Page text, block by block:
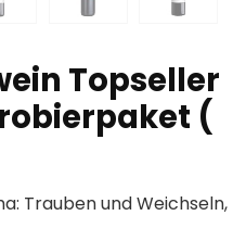
Topseller
(
Trauben und Weichseln,